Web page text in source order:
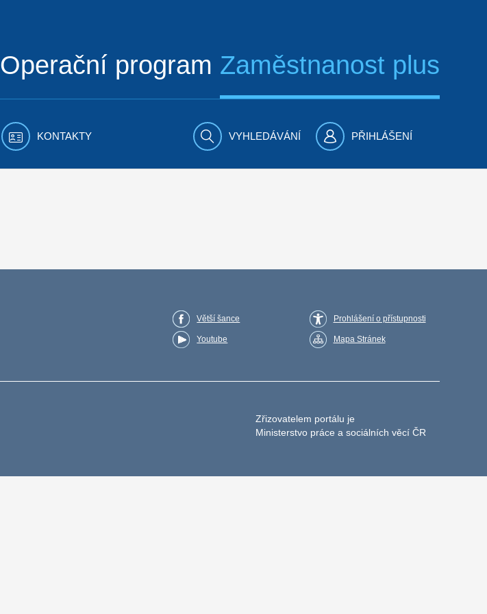
Operační program Zaměstnanost plus
KONTAKTY VYHLEDÁVÁNÍ PŘIHLÁŠENÍ
Větší šance
Youtube
Prohlášení o přístupnosti
Mapa Stránek
Zřizovatelem portálu je
Ministerstvo práce a sociálních věcí ČR